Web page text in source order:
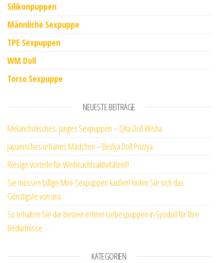
Silikonpuppen
Männliche Sexpuppe
TPE Sexpuppen
WM Doll
Torso Sexpuppe
NEUESTE BEITRÄGE
Melancholisches, junges Sexpuppen – Qita Doll Wisha
Japanisches urbanes Mädchen – Bezlya Doll Pozzya
Riesige Vorteile für Weihnachtsaktivitäten!!!
Sie müssen billige Mini-Sexpuppen kaufen? Holen Sie sich das
Günstigste von uns
So erhalten Sie die besten echten Liebespuppen in Syodoll für Ihre
Bedürfnisse
KATEGORIEN